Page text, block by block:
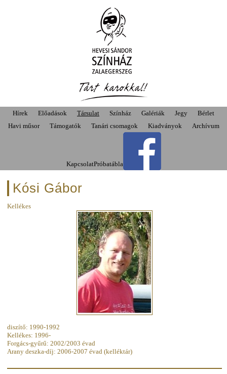
Hírek Előadások Társulat Színház Galériák Jegy
Bérlet
Havi műsor
Támogatók Tanári csomagok Kiadványok Archívum
KapcsolatPróbatábla
Kósi Gábor
Kellékes
diszítő: 1990-1992
Kellékes: 1996-
Forgács-gyűrű: 2002/2003 évad
Arany deszka-díj: 2006-2007 évad (kelléktár)